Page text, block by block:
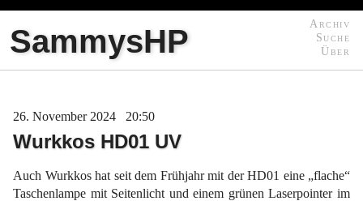
Archiv
Suche
Über
SammysHP
26 November2024 20:50
Wurkkos HD01 UV
Auch Wurkkos hat seit dem Frühjahr mit der HD01 eine „flache“
Taschenlampe mit Seitenlicht und einem grünen Laserpointer im